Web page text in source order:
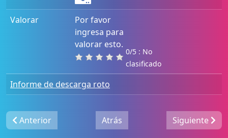
Valorar
Por favor
ingresa para
valorar esto.
0/5 : No
clasificado
Informe de descarga roto
Anterior Atrás Siguiente